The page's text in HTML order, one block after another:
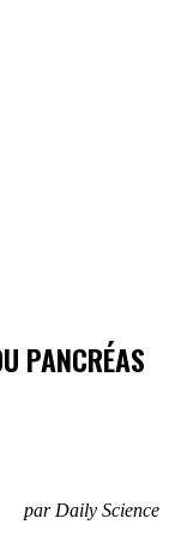
PANCRÉAS
par Daily Science